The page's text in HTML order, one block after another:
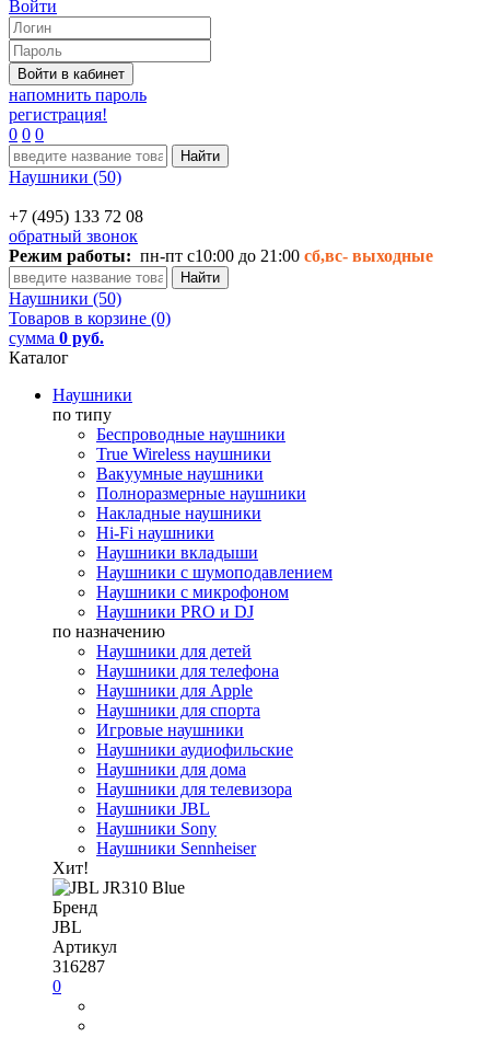
Войти
напомнить пароль
регистрация!
0 0 0
Наушники (50)
+7 (495) 133 72 08
обратный звонок
Режим работы: пн-пт с10:00 до 21:00 сб,вс- выходные
Наушники (50)
Товаров в корзине (0)
сумма 0 руб.
Каталог
Наушники
по типу
Беспроводные наушники
True Wireless наушники
Вакуумные наушники
Полноразмерные наушники
Накладные наушники
Hi-Fi наушники
Наушники вкладыши
Наушники с шумоподавлением
Наушники с микрофоном
Наушники PRO и DJ
по назначению
Наушники для детей
Наушники для телефона
Наушники для Apple
Наушники для спорта
Игровые наушники
Наушники аудиофильские
Наушники для дома
Наушники для телевизора
Наушники JBL
Наушники Sony
Наушники Sennheiser
Хит!
Бренд
JBL
Артикул
316287
0